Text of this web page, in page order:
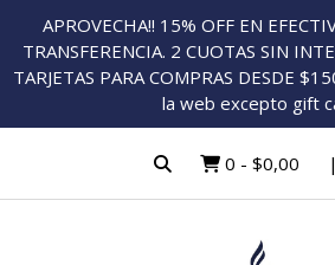
APROVECHA!! 15% OFF EN
TRANSFERENCIA. 2 CUOTAS SIN
TARJETAS PARA COMPRAS DESDE
la web excepto gift
0 - $0,00